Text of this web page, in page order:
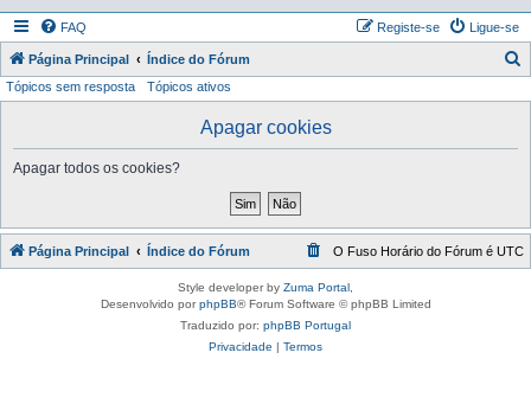
FAQ Ligue-se
Registe-se
Página Principal Índice do Fórum
s
a
Tópicos sem resposta Tópicos ativos
Apagar cookies
Apagar todos os cookies?
Página Principal Índice do Fórum O Fuso Horário do Fórum é UTC
Style developer by Zuma Portal
Desenvolvido porphpBB® Forum Software © phpBB Limited
Traduzido por: phpBB Portugal
Privacidade | Termos